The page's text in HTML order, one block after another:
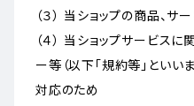
（３） 当ショップの商品、
（４） 当ショップサービス
ー等（以下「規約等」といい
対応のため